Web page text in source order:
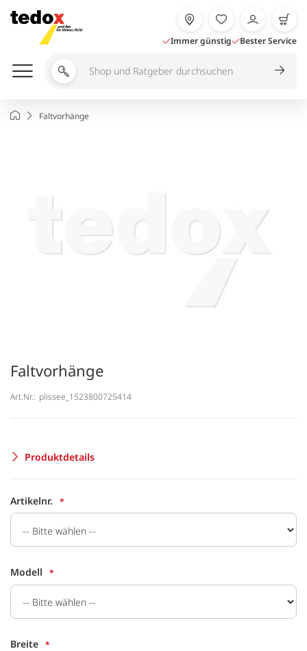
Inhalt
springen
Immer günstig Bester Service
Shop
durchsuchen
StartseiteFaltvorhänge
Faltvorhänge
Art.Nr.: plissee_1523800725414
Produktdetails
Artikelnr.
Modell
Breite